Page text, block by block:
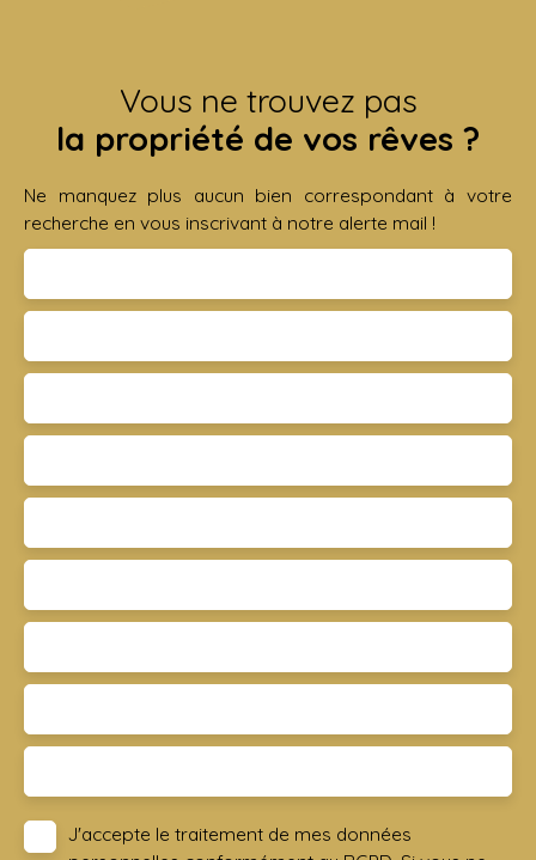
Vous ne trouvez pas
la propriété de vos rêves ?
Ne manquez plus aucun bien correspondant à votre
recherche en vous inscrivant à notre alerte mail !
J'accepte le traitement de mes données